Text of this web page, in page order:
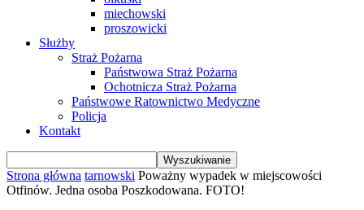
miechowski
proszowicki
Służby
Straż Pożarna
Państwowa Straż Pożarna
Ochotnicza Straż Pożarna
Państwowe Ratownictwo Medyczne
Policja
Kontakt
Strona główna tarnowski Poważny wypadek w miejscowości
Otfinów. Jedna osoba Poszkodowana. FOTO!